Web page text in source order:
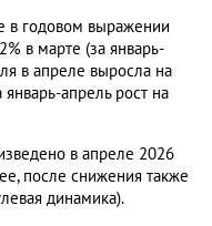
в годовом выражении
в марте (за январь-
в апреле выросла на
апрель рост на
в апреле 2026
после снижения также
динамика).